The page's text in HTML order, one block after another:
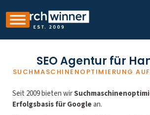
SEO Agentur für
SUCHMASCHINENOPTIMIERUNG
Seit 2009 bieten wir
Erfolgsbasis für Googlean.